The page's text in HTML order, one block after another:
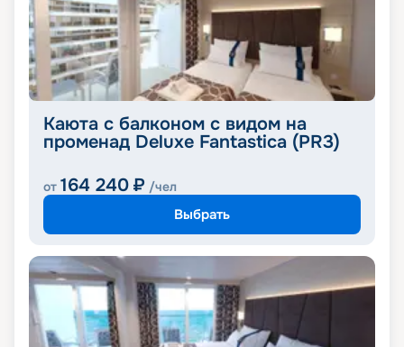
Каюта с балконом с видом на
променад Deluxe Fantastica (PR3)
от 164 240 ₽ /чел
Выбрать